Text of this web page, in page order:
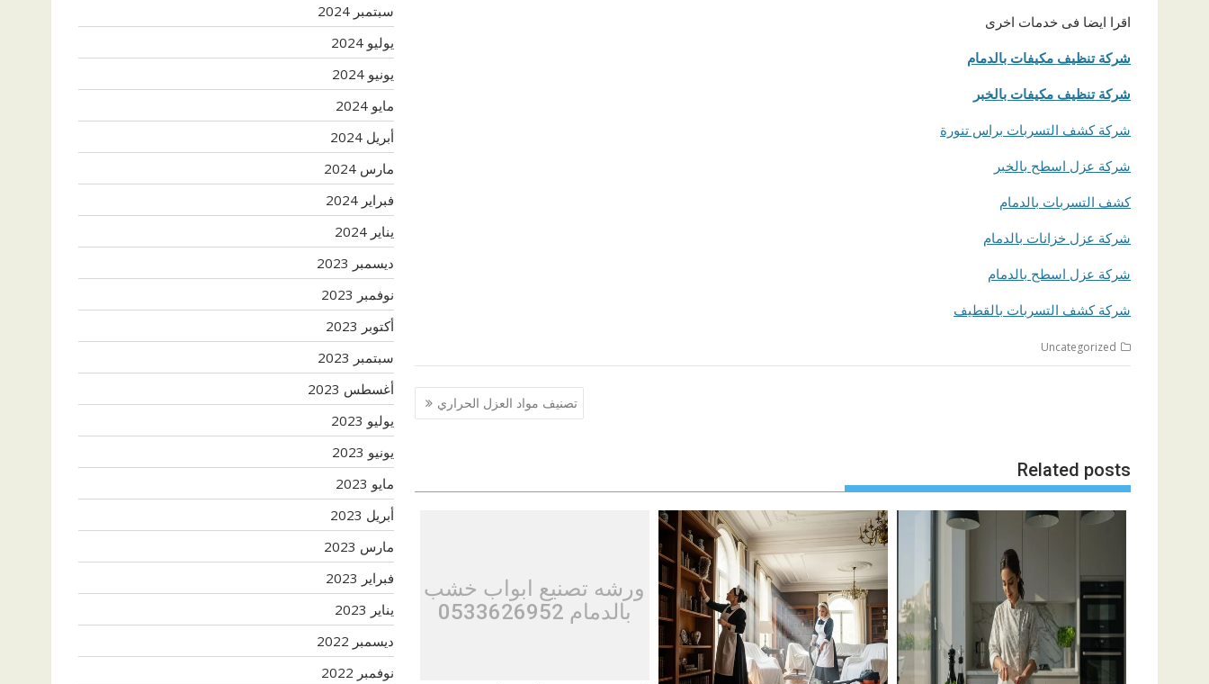
اقرا ايضا فى خدمات اخرى
شركة تنظيف مكيفات بالدمام
شركة تنظيف مكيفات بالخبر
شركة كشف التسربات براس تنورة
شركة عزل اسطح بالخبر
كشف التسربات بالدمام
شركة عزل خزانات بالدمام
شركة عزل اسطح بالدمام
شركة كشف التسربات بالقطيف
Uncategorized
تصنيف مواد العزل الحراري
Related posts
ورشه تصنيع ابواب خشب
بالدمام 0533626952
سبتمبر 2024
يوليو 2024
يونيو 2024
مايو 2024
أبريل 2024
مارس 2024
فبراير 2024
يناير 2024
ديسمبر 2023
نوفمبر 2023
أكتوبر 2023
سبتمبر 2023
أغسطس 2023
يوليو 2023
يونيو 2023
مايو 2023
أبريل 2023
مارس 2023
فبراير 2023
يناير 2023
ديسمبر 2022
نوفمبر 2022